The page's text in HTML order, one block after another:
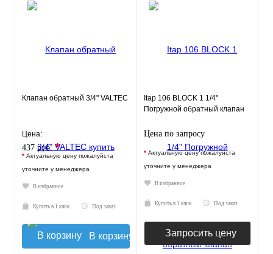
Клапан обратный 3/4" VALTEC
Цена:
437 руб. *
* Актуальную цену пожалуйста
уточните у менеджера
В избранное
Купить в 1 клик Под заказ
В корзину
Itap 106 BLOCK 1 1/4"
Погружной обратный клапан
Цена по запросу
* Актуальную цену пожалуйста
уточните у менеджера
В избранное
Купить в 1 клик Под заказ
Запросить цену